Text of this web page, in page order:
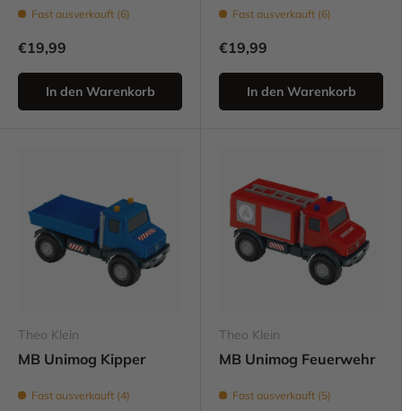
Fast ausverkauft (6)
€19,99
In den Warenkorb
Fast ausverkauft (6)
€19,99
In den Warenkorb
Theo Klein
MB Unimog Kipper
Fast ausverkauft (4)
Theo Klein
MB Unimog Feuerwehr
Fast ausverkauft (5)